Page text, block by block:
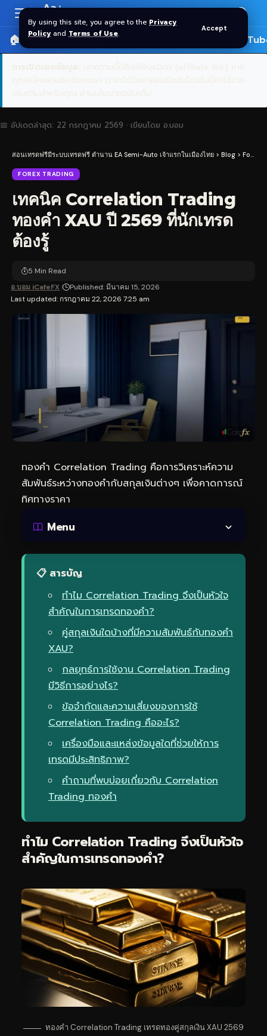
By using this site, you agree to the Privacy
Policy and Terms of Use.
Accept
Resizer
Aa
🏠 หน้าแรก ราคาทอง SPDR 🎬
📅 อัปเดตล่าสุด: 22 กรกฎาคม 2569 · เขียนโดย อ.บอม
สอนเทรดฟรีมีระบบเทรดฟรี ตำนาน EA Semi-Auto เจ้าแรกในเมืองไทย > Blog > Forex Trading
FOREX TRADING
เทคนิค Correlation Trading
ทองคำ XAU ปี 2569 ที่นักเทรด
ต้องรู้
Last updated: กรกฎาคม 22, 2026 7:25 am
อ.บอม iCafeFX Published: มีนาคม 15, 2026
5 Min Read
ทองคำ Correlation Trading คือการวิเคราะห์ความ
สัมพันธ์ระหว่างทองคำกับสกุลเงินต่างๆ เพื่อคาดการณ์
ทิศทางราคา
Menu
📋 สารบัญ
ทำไม Correlation Trading จึงเป็นหัวใจ
สำคัญในการเทรดทองคำ?
คู่สกุลเงินใดบ้างที่มีความสัมพันธ์กับทองคำ
XAU?
กลยุทธ์การใช้งาน Correlation Trading
มีวิธีการอย่างไร?
ข้อจำกัดและความเสี่ยงของการใช้
Correlation Trading คืออะไร?
เครื่องมือและแหล่งข้อมูลใดที่ช่วยให้การ
เทรดมีประสิทธิภาพ?
คำถามที่พบบ่อยเกี่ยวกับ Correlation
Trading ทองคำ
ทำไม Correlation Trading จึงเป็นหัวใจ
สำคัญในการเทรดทองคำ?
ทองคำ Correlation Trading เทรดทองคู่สกุลเงิน XAU 2569